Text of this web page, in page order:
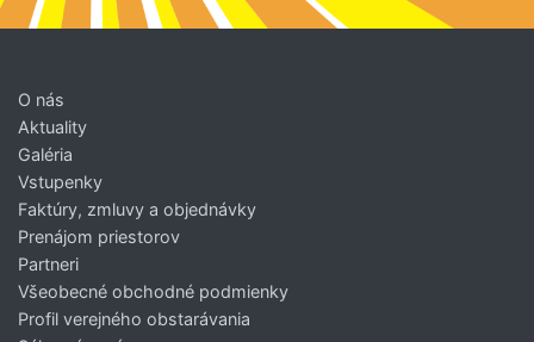
O nás
Aktuality
Galéria
Vstupenky
Faktúry, zmluvy a objednávky
Prenájom priestorov
Partneri
Všeobecné obchodné podmienky
Profil verejného obstarávania